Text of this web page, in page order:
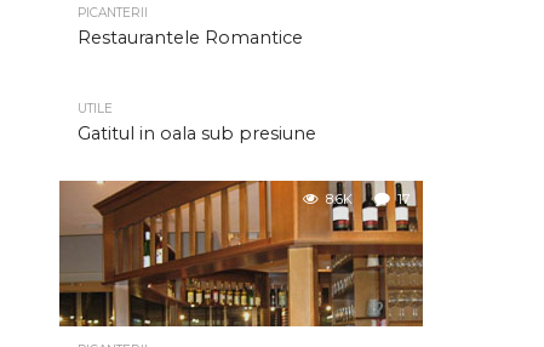
PICANTERII
Restaurantele Romantice
UTILE
Gatitul in oala sub presiune
8.6K 17